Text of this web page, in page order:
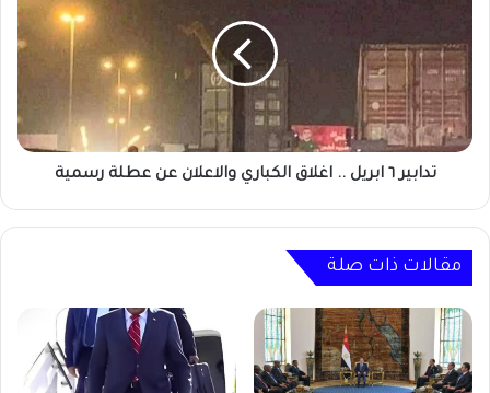
اغلاق
الكباري
والاعلان
عن
عطلة
رسميةتدابير ٦ ابريل .. اغلاق الكباري والاعلان عن عطلة رسمية
مقالات ذات صلة